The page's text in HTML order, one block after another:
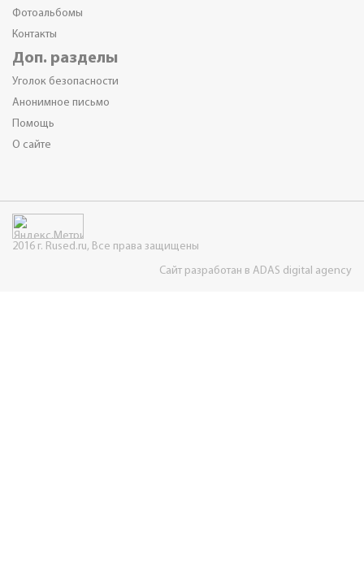
Фотоальбомы
Контакты
Доп. разделы
Уголок безопасности
Анонимное письмо
Помощь
О сайте
2016 г. Rused.ru, Все права защищены
Сайт разработан в ADAS digital agency